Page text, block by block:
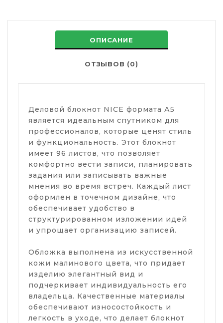
ОПИСАНИЕ
ОТЗЫВОВ (0)
Деловой блокнот NICE формата А5
является идеальным спутником для
профессионалов, которые ценят стиль
и функциональность. Этот блокнот
имеет 96 листов, что позволяет
комфортно вести записи, планировать
задания или записывать важные
мнения во время встреч. Каждый лист
оформлен в точечном дизайне, что
обеспечивает удобство в
структурированном изложении идей
и упрощает организацию записей.
Обложка выполнена из искусственной
кожи малинового цвета, что придает
изделию элегантный вид и
подчеркивает индивидуальность его
владельца. Качественные материалы
обеспечивают износостойкость и
легкость в уходе, что делает блокнот